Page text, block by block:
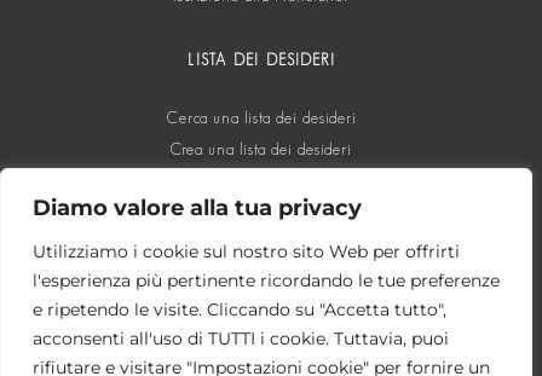
Diamo valore alla tua privacy
Utilizziamo i cookie sul nostro sito Web per offrirti
l'esperienza più pertinente ricordando le tue preferenze
e ripetendo le visite. Cliccando su "Accetta tutto",
acconsenti all'uso di TUTTI i cookie. Tuttavia, puoi
rifiutare e visitare "Impostazioni cookie" per fornire un
LISTA DEI DESIDERI
Cerca una lista dei desideri
Crea una lista dei desideri
SOCIAL